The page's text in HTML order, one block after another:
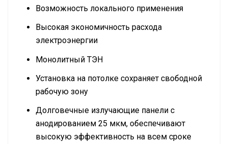
Возможность локального применения
Высокая экономичность расхода
электроэнергии
Монолитный ТЭН
Установка на потолке сохраняет свободной
рабочую зону
Долговечные излучающие панели с
анодированием 25 мкм, обеспечивают
высокую эффективность на всем сроке